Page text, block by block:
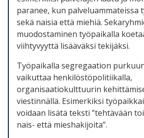
paranee, kun palveluammateissa
sekä naisia että miehiä.
muodostaminen työpaikalla
viihtyvyyttä lisääväksi tekijäksi.
Työpaikalla segregaation
vaikuttaa henkilöstöpolitiikalla,
organisaatiokulttuurin
viestinnällä. Esimerkiksi
voidaan lisätä teksti ”tehtävään
nais- että mieshakijoita”.